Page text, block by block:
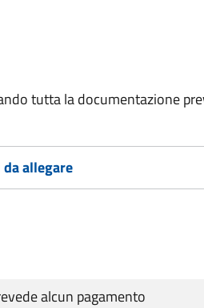
tutta la documentazione
allegare
alcun pagamento